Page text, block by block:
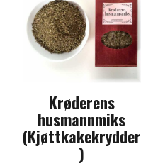
Krøderens
husmannmiks
(Kjøttkakekrydder
)